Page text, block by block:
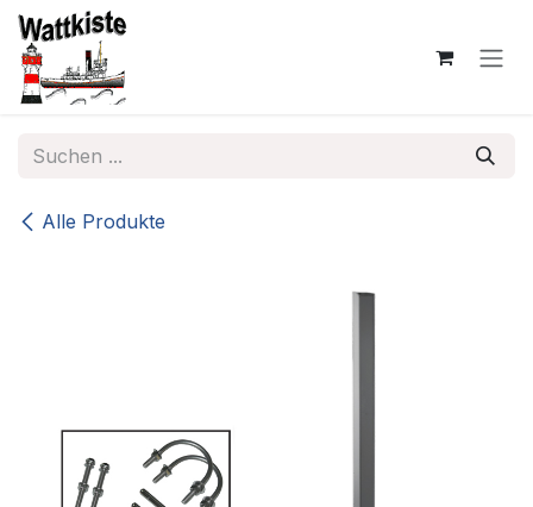
Zum Inhalt springen
Alle Produkte